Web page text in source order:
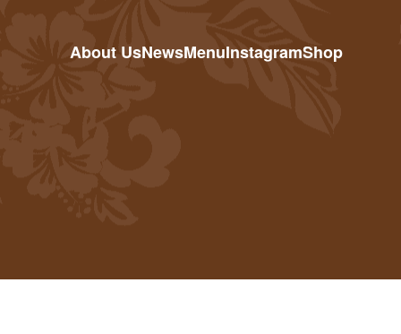
About UsNewsMenuInstagramShop